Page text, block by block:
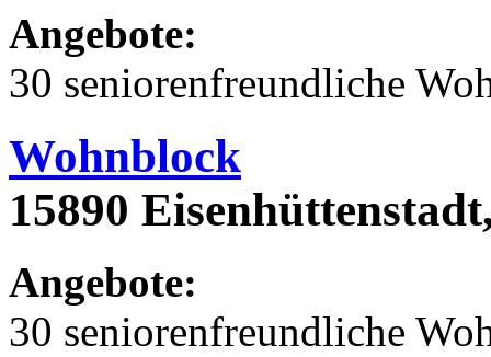
Angebote:
30 seniorenfreundliche
Wohnblock
15890
Angebote:
30 seniorenfreundliche